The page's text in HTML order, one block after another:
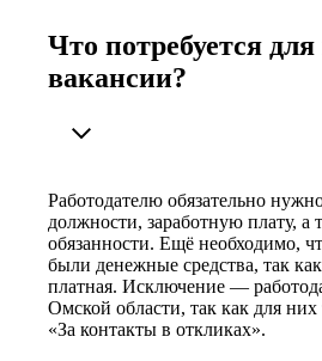
Что потребуется
вакансии?
Работодателю обязательно
должности, заработную плату, а
обязанности. Ещё необходимо,
были денежные средства, так
платная. Исключение —
Омской области, так как для
«За контакты в откликах».